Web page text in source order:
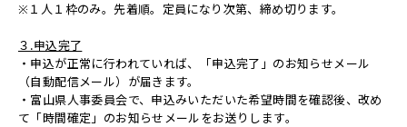
※１人１枠のみ。先着順。定員になり次第、締め切ります。
３.申込完了
・申込が正常に行われていれば、「申込完了」のお知らせメール
（自動配信メール）が届きます。
・富山県人事委員会で、申込みいただいた希望時間を確認後、改め
て「時間確定」のお知らせメールをお送りします。